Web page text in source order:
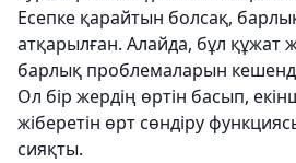
Есепке қарайтын болсақ,
атқарылған. Алайда, бұл құжат
барлық проблемаларын
Ол бір жердің өртін басып,
жіберетін өрт сөндіру
сияқты.